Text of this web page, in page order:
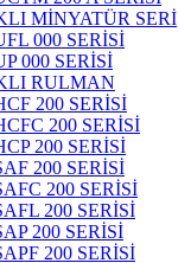
MİNYATÜR SERİ
000 SERİSİ
000 SERİSİ
RULMAN
200 SERİSİ
200 SERİSİ
200 SERİSİ
200 SERİSİ
200 SERİSİ
200 SERİSİ
200 SERİSİ
200 SERİSİ